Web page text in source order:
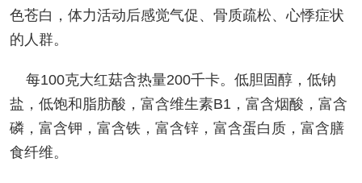
色苍白，体力活动后感觉气促、骨质疏松、心悸症状
的人群。
每100克大红菇含热量200千卡。低胆固醇，低钠
盐，低饱和脂肪酸，富含维生素B1，富含烟酸，富含
磷，富含钾，富含铁，富含锌，富含蛋白质，富含膳
食纤维。